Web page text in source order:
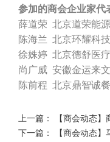
参加的商会企业家代
薛道荣 北京道荣能
陈海兰 北京环耀科
徐姝婷 北京德舒医
尚广威 安徽金运来
陈前程 北京鼎智诚
上一篇：
【商会动态】商会受
下一篇：
【商会动态】马来